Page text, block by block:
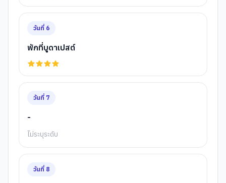
วันที่ 6
พักที่บูดาเปสต์
วันที่ 7
-
ไม่ระบุระดับ
วันที่ 8